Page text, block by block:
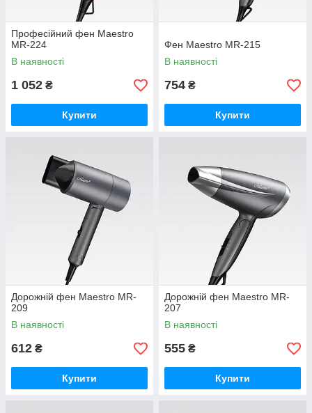
Професійний фен Maestro
MR-224
В наявності
1 052 ₴
Купити
Фен Maestro MR-215
В наявності
754 ₴
Купити
Дорожній фен Maestro MR-
209
В наявності
612 ₴
Купити
Дорожній фен Maestro MR-
207
В наявності
555 ₴
Купити